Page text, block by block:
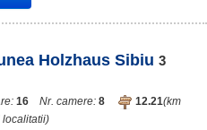
Holzhaus Sibiu 3
16 Nr. camere: 8 12.21(km
localitatii)